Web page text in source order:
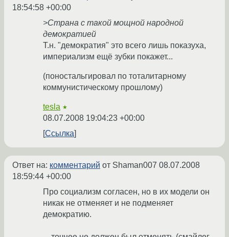
18:54:58 +00:00
>Страна с такой мощной народной
демократией
Т.н. "демократия" это всего лишь показуха,
империализм ещё зубки покажет...
(поностальгировал по тоталитарному
коммунистическому прошлому)
tesla ★
08.07.2008 19:04:23 +00:00
Ссылка
Ответ на: комментарий от Shaman007 08.07.2008
18:59:44 +00:00
Про социализм согласен, но в их модели он
никак не отменяет и не подменяет
демократию.